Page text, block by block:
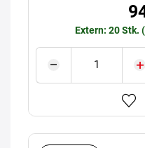
Extern: 20 Stk.